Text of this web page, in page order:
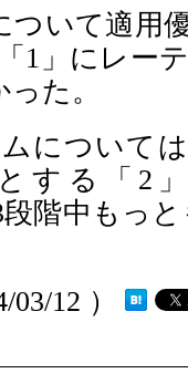
ついて適用
1」にレー
た。
について
する「2
段階中もっ
03/12 ）